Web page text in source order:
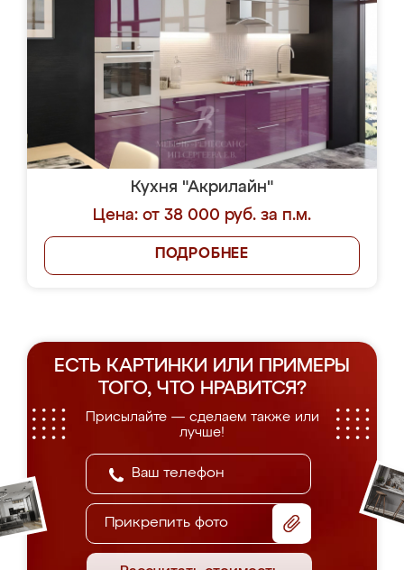
Кухня "Акрилайн"
Цена: от 38 000 руб. за п.м.
ПОДРОБНЕЕ
ЕСТЬ КАРТИНКИ ИЛИ ПРИМЕРЫ
ТОГО, ЧТО НРАВИТСЯ?
Присылайте — сделаем также или
лучше!
Прикрепить фото